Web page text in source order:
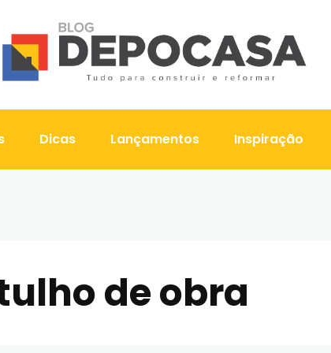
Dicas Lançamentos Inspiração
de obra